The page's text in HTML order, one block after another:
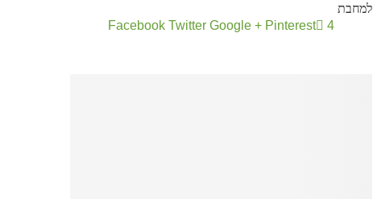
למחבת
4
Facebook Twitter Google + Pinterest